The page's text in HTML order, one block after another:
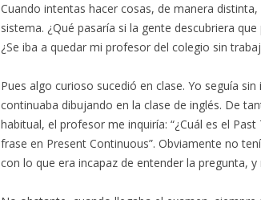
Cuando intentas hacer cosas, de manera
sistema. ¿Qué pasaría si la gente descubriera
¿Se iba a quedar mi profesor del colegio sin
Pues algo curioso sucedió en clase. Yo seguía
continuaba dibujando en la clase de inglés. De
habitual, el profesor me inquiría: “¿Cuál es el Past
frase en Present Continuous”. Obviamente no
con lo que era incapaz de entender la pregunta,